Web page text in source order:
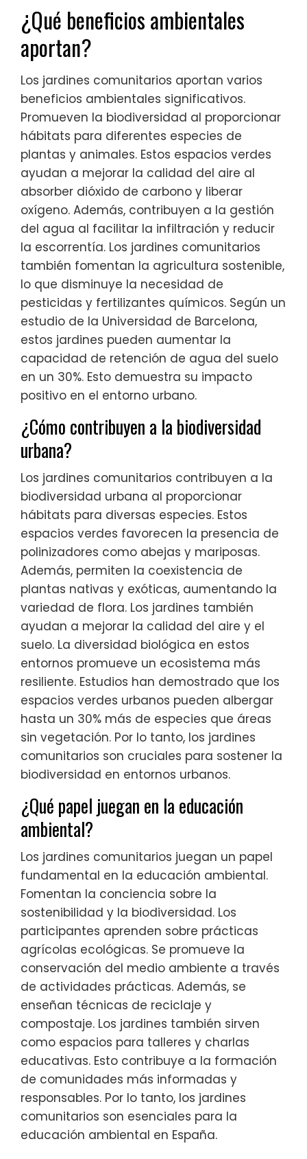
¿Qué beneficios ambientales
aportan?
Los jardines comunitarios aportan varios
beneficios ambientales significativos.
Promueven la biodiversidad al proporcionar
hábitats para diferentes especies de
plantas y animales. Estos espacios verdes
ayudan a mejorar la calidad del aire al
absorber dióxido de carbono y liberar
oxígeno. Además, contribuyen a la gestión
del agua al facilitar la infiltración y reducir
la escorrentía. Los jardines comunitarios
también fomentan la agricultura sostenible,
lo que disminuye la necesidad de
pesticidas y fertilizantes químicos. Según un
estudio de la Universidad de Barcelona,
estos jardines pueden aumentar la
capacidad de retención de agua del suelo
en un 30%. Esto demuestra su impacto
positivo en el entorno urbano.
¿Cómo contribuyen a la biodiversidad
urbana?
Los jardines comunitarios contribuyen a la
biodiversidad urbana al proporcionar
hábitats para diversas especies. Estos
espacios verdes favorecen la presencia de
polinizadores como abejas y mariposas.
Además, permiten la coexistencia de
plantas nativas y exóticas, aumentando la
variedad de flora. Los jardines también
ayudan a mejorar la calidad del aire y el
suelo. La diversidad biológica en estos
entornos promueve un ecosistema más
resiliente. Estudios han demostrado que los
espacios verdes urbanos pueden albergar
hasta un 30% más de especies que áreas
sin vegetación. Por lo tanto, los jardines
comunitarios son cruciales para sostener la
biodiversidad en entornos urbanos.
¿Qué papel juegan en la educación
ambiental?
Los jardines comunitarios juegan un papel
fundamental en la educación ambiental.
Fomentan la conciencia sobre la
sostenibilidad y la biodiversidad. Los
participantes aprenden sobre prácticas
agrícolas ecológicas. Se promueve la
conservación del medio ambiente a través
de actividades prácticas. Además, se
enseñan técnicas de reciclaje y
compostaje. Los jardines también sirven
como espacios para talleres y charlas
educativas. Esto contribuye a la formación
de comunidades más informadas y
responsables. Por lo tanto, los jardines
comunitarios son esenciales para la
educación ambiental en España.